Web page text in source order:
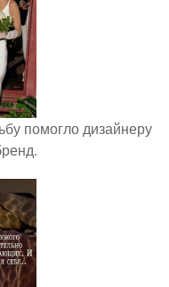
помогло дизайнеру